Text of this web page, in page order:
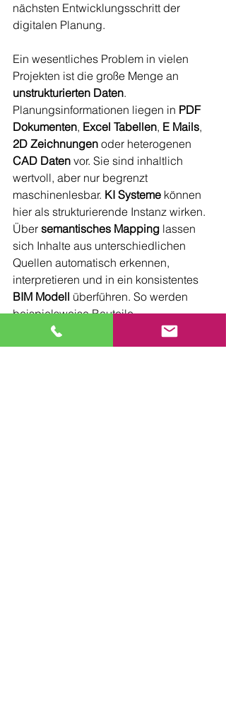
nächsten Entwicklungsschritt der
digitalen Planung.
Ein wesentliches Problem in vielen
Projekten ist die große Menge an
unstrukturierten Daten.
Planungsinformationen liegen in PDF
Dokumenten, Excel Tabellen, E Mails,
2D Zeichnungen oder heterogenen
CAD Daten vor. Sie sind inhaltlich
wertvoll, aber nur begrenzt
maschinenlesbar. KI Systeme können
hier als strukturierende Instanz wirken.
Über semantisches Mapping lassen
sich Inhalte aus unterschiedlichen
Quellen automatisch erkennen,
interpretieren und in ein konsistentes
BIM Modell überführen. So werden
beispielsweise Bauteile,
Materialangaben oder
Flächeninformationen aus Dokumenten